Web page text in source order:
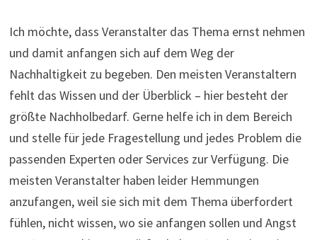
Ich möchte, dass Veranstalter das Thema ernst nehmen
und damit anfangen sich auf dem Weg der
Nachhaltigkeit zu begeben. Den meisten Veranstaltern
fehlt das Wissen und der Überblick – hier besteht der
größte Nachholbedarf. Gerne helfe ich in dem Bereich
und stelle für jede Fragestellung und jedes Problem die
passenden Experten oder Services zur Verfügung. Die
meisten Veranstalter haben leider Hemmungen
anzufangen, weil sie sich mit dem Thema überfordert
fühlen, nicht wissen, wo sie anfangen sollen und Angst